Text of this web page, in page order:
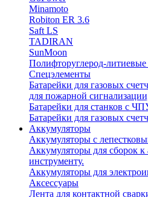
Minamoto
Robiton ER 3.6
Saft LS
TADIRAN
SunMoon
Полифторуглерод-
Спецэлементы
Батарейки для газовых
для пожарной
Батарейки для станков с
Батарейки для газовых
Аккумуляторы
Аккумуляторы с
Аккумуляторы для сборок к
инструменту.
Аккумуляторы для
Аксессуары
Лента для контактной